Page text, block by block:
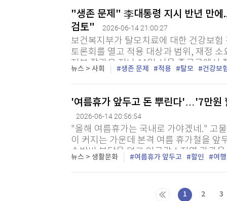
"생존 문제" 李대통령 지시 반년 만
검토"
2026-06-14 21:00:27
보건복지부가 탈모치료에 대한 건강보
토론회를 열고 적용 대상과 범위, 재정
지부 장관은 지난 11일 서울 종로구에서
고 하반기 중점 추진 과제를 설명했다.
뉴스 > 사회 생존 문제 적용 탈모 건강보
'여름휴가 앞두고 돈 뿌린다'…'7만원
2026-06-14 20:56:54
"올해 여름휴가는 국내로 가야겠네." 고
이 커지는 가운데 본격 여름 휴가철을 앞
숙박비 부담을 덜고 인구감소지역 관광
하면서 국내 여행 수요가 늘어날 것이란
뉴스 > 생활문화 여름휴가 앞두고 할인 여행
1 2 3